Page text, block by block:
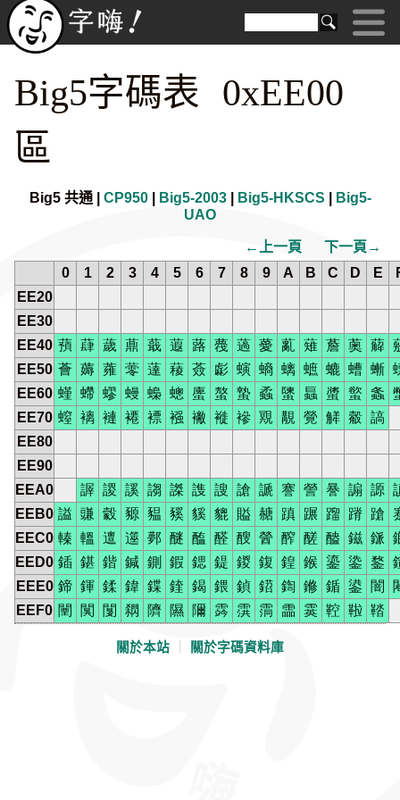
Big5字碼表 0xEE00
區
Big5 共通 | CP950| Big5-2003| Big5-HKSCS
Big5-
UAO
←上一頁
下一頁→
0
1 2 3 4 5 6 7 8 9 A B C D E
EE20
EE30
EE40 蕷 蕼 薉 薡 蕺 蕸 蕗 薎 薖 薆 薍 薙 薝 薁 薢
EE50 薈 薅 蕹 蕶 薘 薐 薟 虨 螾 螪 螭 蟅 螰 螬 螹
EE60 螼 螮 蟉 蟃 蟂 蟌 螷 螯 蟄 蟊 螴 螶 螿 螸 螽
EE70 螲 褵 褳 褼 褾 襁 襒 褷 襂 覭 覯 覮 觲 觳 謞
EE80
EE90
EEA0
謘 謖 謑 謅 謋 謢 謏 謒 謕 謇 謍 謈 謆 謜
EEB0 謚 豏 豰 豲 豱 豯 貕 貔 賹 赯 蹎 蹍 蹓 蹐 蹌
EEC0 轃 轀 邅 遾 鄸 醚 醢 醛 醙 醟 醡 醝 醠 鎡 鎃
EED0 鍤 鍖 鍇 鍼 鍘 鍜 鍶 鍉 鍐 鍑 鍠 鍭 鎏 鍌 鍪
EEE0 鍗 鍕 鍒 鍏 鍱 鍷 鍻 鍡 鍞 鍣 鍧 鎀 鍎 鍙 闇
EEF0 闉 闃 闅 閷 隮 隰 隬 霠 霟 霘 霝 霙 鞚 鞡 鞜
關於本站 關於字碼資料庫